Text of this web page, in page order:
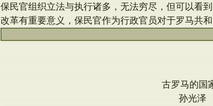
保民官组织立法与执行诸多，无法穷尽，但可以看
改革有重要意义，保民官作为行政官员对于罗马共
古罗马的国
孙光泽